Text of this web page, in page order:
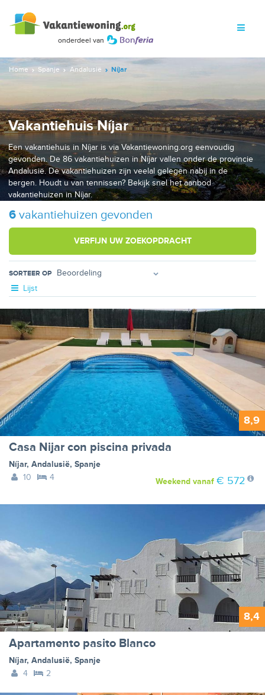
Home Spanje Andalusië Níjar
Vakantiehuis Níjar
Een vakantiehuis in Níjar is via Vakantiewoning.org eenvoudig
gevonden. De 86 vakantiehuizen in Níjar vallen onder de provincie
Andalusië. De vakantiehuizen zijn veelal gelegen nabij in de
bergen. Houdt u van tennissen? Bekijk snel het aanbod
vakantiehuizen in Níjar.
6 vakantiehuizen gevonden
VERFIJN UW ZOEKOPDRACHT
SORTEER OP
Lijst
8,9
Casa Nijar con piscina privada
Níjar, Andalusië, Spanje
10
4 Weekendvanaf € 572
8,4
Apartamento pasito Blanco
Níjar, Andalusië, Spanje
4
2